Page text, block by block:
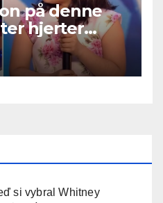
på denne
hjerter
si vybral Whitney